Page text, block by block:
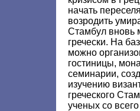
начать
возродить
Стамбул вновь
гречески. На
можно
гостиницы,
семинарии,
изучению
греческого
ученых со